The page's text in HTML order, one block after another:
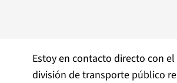
Estoy en contacto directo con
división de transporte público